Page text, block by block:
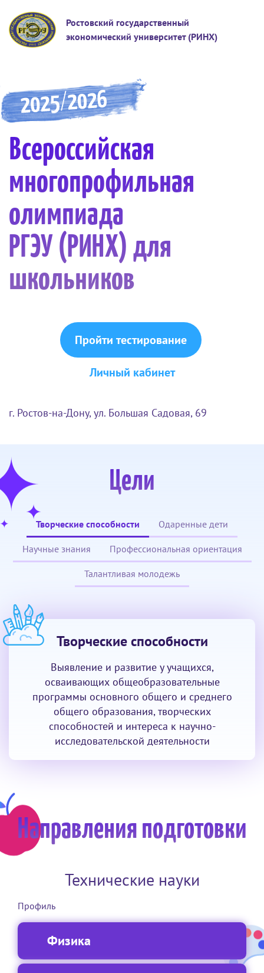
Ростовский государственный
экономический университет (РИНХ)
Всероссийская
многопрофильная
олимпиада
РГЭУ (РИНХ) для
школьников
Пройти тестирование
Личный кабинет
г. Ростов-на-Дону, ул. Большая Садовая, 69
Цели
Творческие способности Одаренные дети
Научные знания Профессиональная ориентация
Талантливая молодежь
Творческие способности
Выявление и развитие у учащихся,
осваивающих общеобразовательные
программы основного общего и среднего
общего образования, творческих
способностей и интереса к научно-
исследовательской деятельности
Направления подготовки
Технические науки
Профиль
Физика